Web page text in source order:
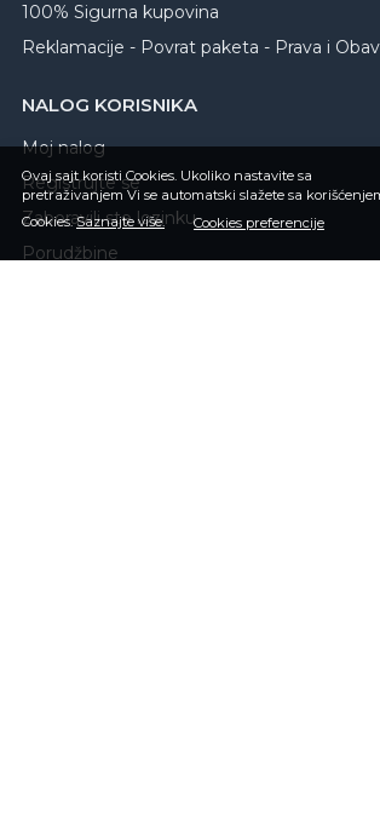
Ovaj sajt koristi Cookies. Ukoliko nastavite sa
pretraživanjem Vi se automatski slažete sa
Cookies.Saznajte više. Cookies preferencije
100% Sigurna kupovina
Reklamacije - Povrat paketa - Prava i
NALOG KORISNIKA
Moj nalog
Registrujte se
Zaboravili ste lozinku
Porudžbine